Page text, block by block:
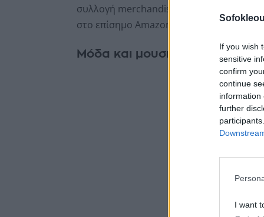
If you wish
sensitive
confirm
continue
information
further
I want
συλλογή merchandise, από μπλουζάκια
στο επίσημο Amazon store του
Μόδα και μουσική πάνε μαζί